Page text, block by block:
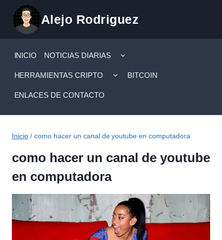
contenido
Alejo Rodriguez
INICIO NOTICIAS DIARIAS
ALTERNAR
HERRAMIENTAS CRIPTO
ALTERNAR
MENÚ
BITCOIN
ENLACES DE CONTACTO
Inicio / como hacer un canal de youtube en computadora
como hacer un canal de youtube
en computadora